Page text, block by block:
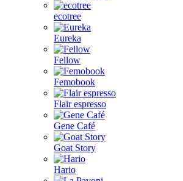
ecotree
Eureka
Fellow
Femobook
Flair espresso
Gene Café
Goat Story
Hario